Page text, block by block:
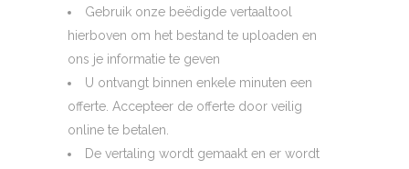
Gebruik onze beëdigde vertaaltool
hierboven om het bestand te uploaden en
ons je informatie te geven
U ontvangt binnen enkele minuten een
offerte. Accepteer de offerte door veilig
online te betalen.
De vertaling wordt gemaakt en er wordt